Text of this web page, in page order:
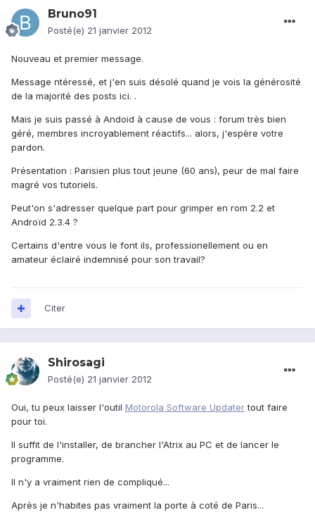
Bruno91
Posté(e) 21 janvier 2012
Nouveau et premier message.
Message ntéressé, et j'en suis désolé quand je vois la générosité
de la majorité des posts ici. .
Mais je suis passé à Andoid à cause de vous : forum très bien
géré, membres incroyablement réactifs... alors, j'espère votre
pardon.
Présentation : Parisien plus tout jeune (60 ans), peur de mal faire
magré vos tutoriels.
Peut'on s'adresser quelque part pour grimper en rom 2.2 et
Androïd 2.3.4 ?
Certains d'entre vous le font ils, professionellement ou en
amateur éclairé indemnisé pour son travail?
Citer
Shirosagi
Posté(e) 21 janvier 2012
Oui, tu peux laisser l'outil Motorola Software Updatertout faire
pour toi.
Il suffit de l'installer, de brancher l'Atrix au PC et de lancer le
programme.
Il n'y a vraiment rien de compliqué...
Après je n'habites pas vraiment la porte à coté de Paris...